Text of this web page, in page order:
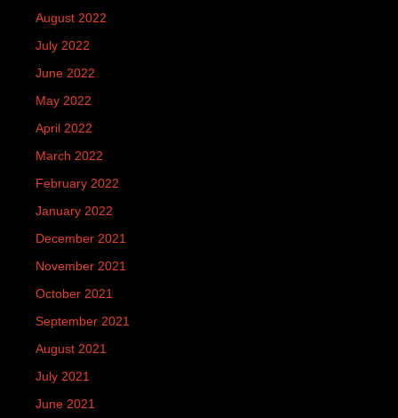
August 2022
July 2022
June 2022
May 2022
April 2022
March 2022
February 2022
January 2022
December 2021
November 2021
October 2021
September 2021
August 2021
July 2021
June 2021